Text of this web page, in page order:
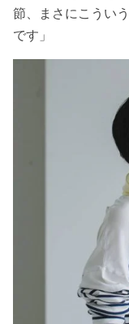
節、まさにこうい
です」